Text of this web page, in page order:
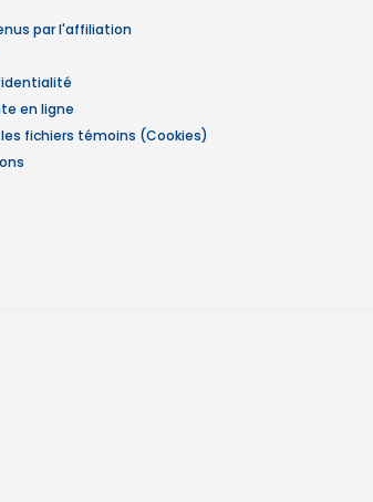
par l'affiliation
en ligne
fichiers témoins (Cookies)